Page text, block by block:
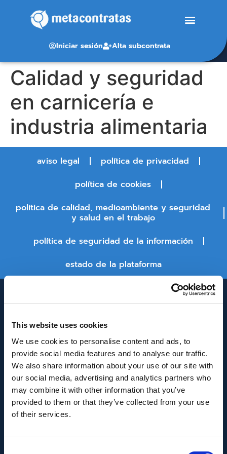
This website uses cookies
We use cookies to personalise content and ads, to
provide social media features and to analyse our traffic.
We also share information about your use of our site with
our social media, advertising and analytics partners who
may combine it with other information that you’ve
provided to them or that they’ve collected from your use
of their services.
Iniciar sesión Alta subcontrata
Calidad y seguridad
en carnicería e
industria alimentaria
aviso legal
política de privacidad
política de cookies
política de calidad, medioambiente y seguridad
y salud en el trabajo
política de seguridad de la información
estado de la plataforma
INNOVACIÓN Y DESARROLLO DE ANDALUCÍA
IDEA
Se ha recibido un incentivo de la Agencia de
Junta de Andalucía, por un importe de